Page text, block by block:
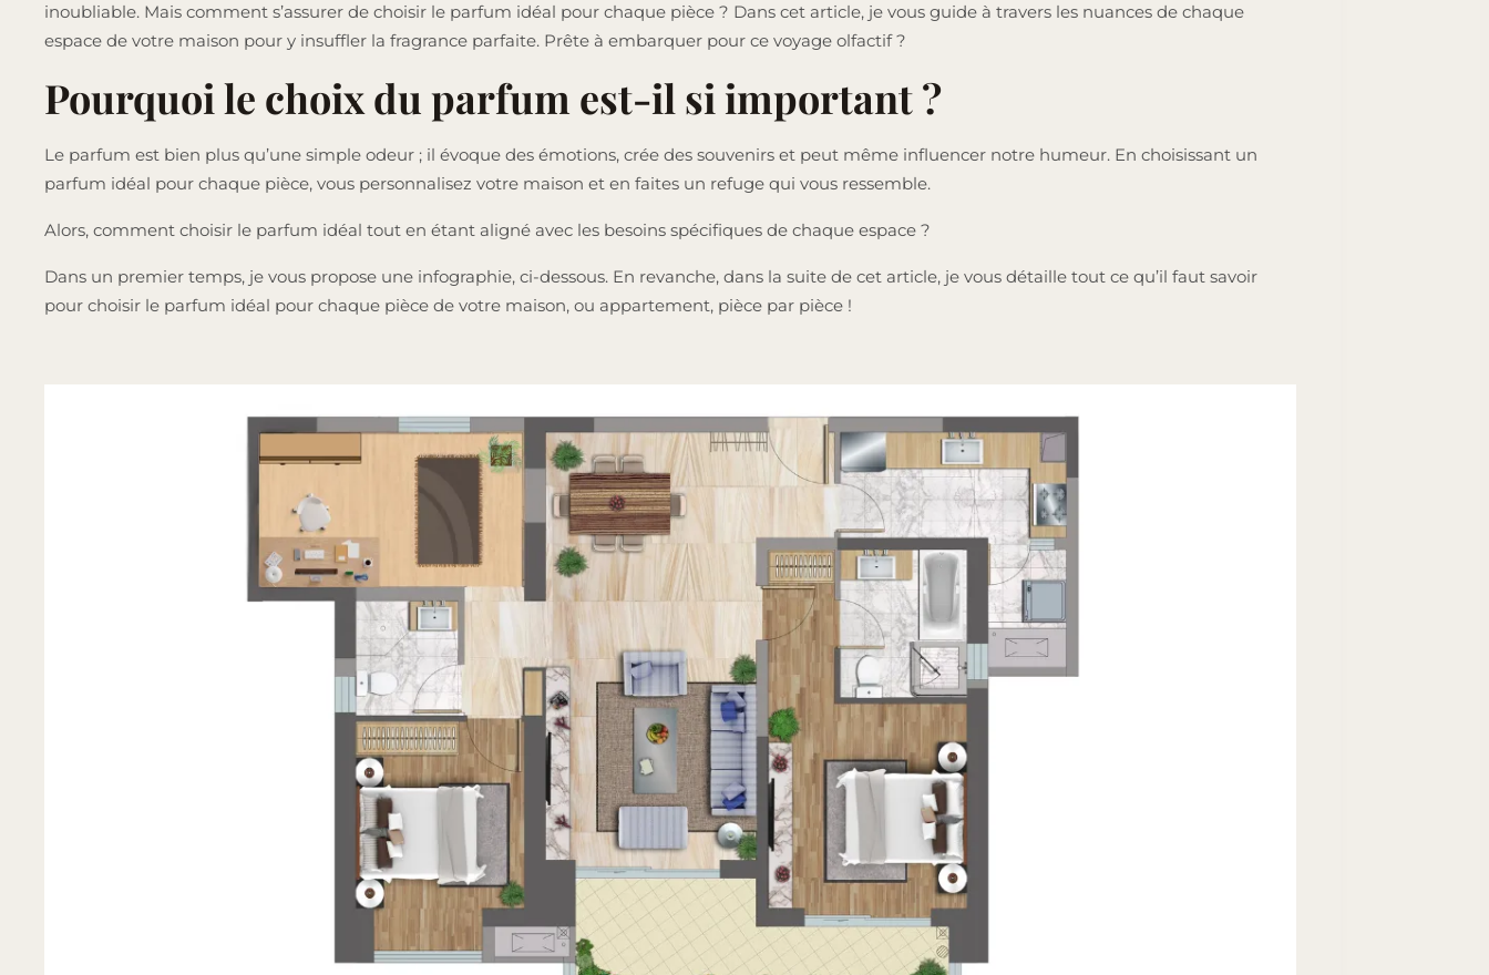
inoubliable. Mais comment s’assurer de choisir le parfum idéal pour chaque pièce ? Dans cet article, je vous guide à travers les nuances de chaque
espace de votre maison pour y insuffler la fragrance parfaite. Prête à embarquer pour ce voyage olfactif ?
Pourquoi le choix du parfum est-il si important ?
Le parfum est bien plus qu’une simple odeur ; il évoque des émotions, crée des souvenirs et peut même influencer notre humeur. En choisissant un
parfum idéal pour chaque pièce, vous personnalisez votre maison et en faites un refuge qui vous ressemble.
Alors, comment choisir le parfum idéal tout en étant aligné avec les besoins spécifiques de chaque espace ?
Dans un premier temps, je vous propose une infographie, ci-dessous. En revanche, dans la suite de cet article, je vous détaille tout ce qu’il faut savoir
pour choisir le parfum idéal pour chaque pièce de votre maison, ou appartement, pièce par pièce !